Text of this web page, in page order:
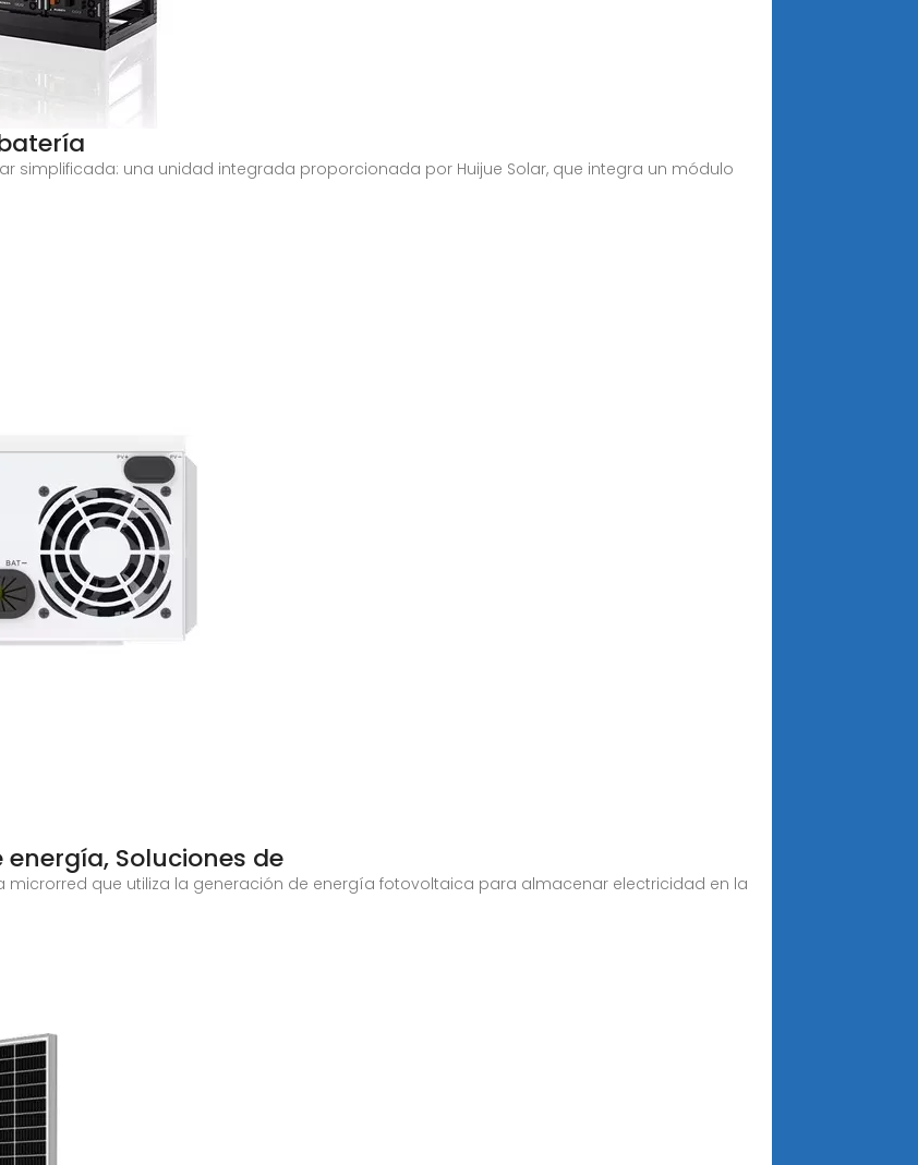
simplificada: una unidad integrada proporcionada por Huijue Solar, que integra un módulo
Soluciones de
microrred que utiliza la generación de energía fotovoltaica para almacenar electricidad en la